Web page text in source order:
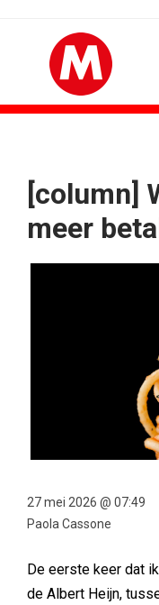
[column]
meer
27 mei 2026 @ 07:49
Paola Cassone
De eerste keer dat
de Albert Heijn,